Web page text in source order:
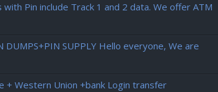
with Pin include Track 1 and 2 data. We offer ATM
DUMPS+PIN SUPPLY Hello everyone, We are
+ Western Union +bank Login transfer